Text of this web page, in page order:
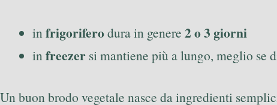
in frigoriferodura in genere 2 o 3 giorni
in freezer si mantiene più a lungo, meglio se
Un buon brodo vegetale nasce da ingredienti